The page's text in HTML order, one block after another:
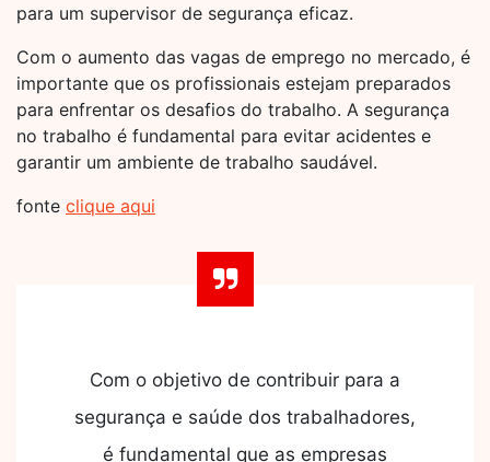
para um supervisor de segurança eficaz.
Com o aumento das vagas de emprego no mercado, é
importante que os profissionais estejam preparados
para enfrentar os desafios do trabalho. A segurança
no trabalho é fundamental para evitar acidentes e
garantir um ambiente de trabalho saudável.
fonte clique aqui
Com o objetivo de contribuir para a
segurança e saúde dos trabalhadores,
é fundamental que as empresas